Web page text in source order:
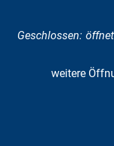
Klicken, um
Geschlossen:
weitere